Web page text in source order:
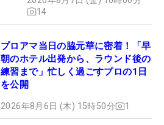
14
プロアマ当日の脇元華に密着！「早
朝のホテル出発から、ラウンド後の
練習まで」忙しく過ごすプロの1日
を公開
2026年8月6日 (木) 15時50分 1